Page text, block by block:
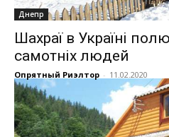
Днепр
Шахраї в Україні
самотніх людей
Опрятный Риэлтор - 11.02.2020